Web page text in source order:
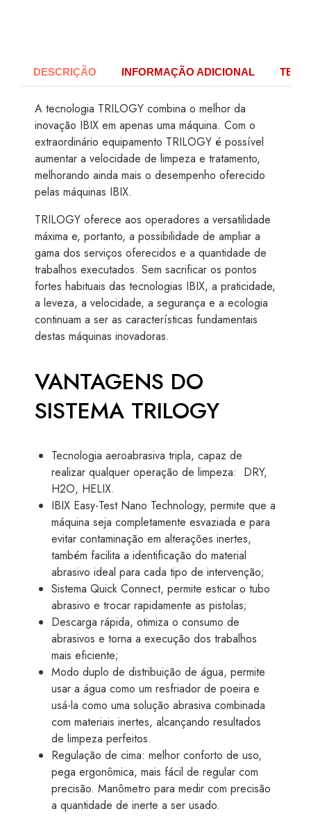
DESCRIÇÃO INFORMAÇÃO ADICIONAL
A tecnologia TRILOGY combina o melhor da
inovação IBIX em apenas uma máquina. Com o
extraordinário equipamento TRILOGY é possível
aumentar a velocidade de limpeza e tratamento,
melhorando ainda mais o desempenho oferecido
pelas máquinas IBIX.
TRILOGY oferece aos operadores a versatilidade
máxima e, portanto, a possibilidade de ampliar a
gama dos serviços oferecidos e a quantidade de
trabalhos executados. Sem sacrificar os pontos
fortes habituais das tecnologias IBIX, a praticidade,
a leveza, a velocidade, a segurança e a ecologia
continuam a ser as características fundamentais
destas máquinas inovadoras.
VANTAGENS DO
SISTEMA TRILOGY
Tecnologia aeroabrasiva tripla, capaz de
realizar qualquer operação de limpeza: DRY,
H2O, HELIX.
IBIX Easy-Test Nano Technology, permite que a
máquina seja completamente esvaziada e para
evitar contaminação em alterações inertes,
também facilita a identificação do material
abrasivo ideal para cada tipo de intervenção;
Sistema Quick Connect, permite esticar o tubo
abrasivo e trocar rapidamente as pistolas;
Descarga rápida, otimiza o consumo de
abrasivos e torna a execução dos trabalhos
mais eficiente;
Modo duplo de distribuição de água, permite
usar a água como um resfriador de poeira e
usá-la como uma solução abrasiva combinada
com materiais inertes, alcançando resultados
de limpeza perfeitos.
Regulação de cima: melhor conforto de uso,
pega ergonômica, mais fácil de regular com
precisão. Manômetro para medir com precisão
a quantidade de inerte a ser usado.